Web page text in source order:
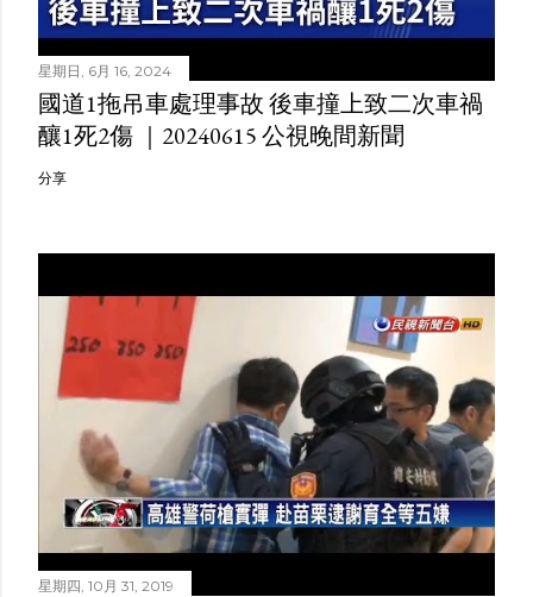
星期日, 6月 16, 2024
國道1拖吊車處理事故 後車撞上致二次車禍
釀1死2傷 ｜20240615 公視晚間新聞
分享
星期四, 10月 31, 2019